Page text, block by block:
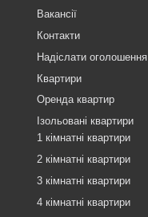
Вакансії
Контакти
Надіслати оголошення
Квартири
Оренда квартир
Ізольовані квартири
1 кімнатні квартири
2 кімнатні квартири
3 кімнатні квартири
4 кімнатні квартири